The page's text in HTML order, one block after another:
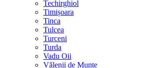
Techirghiol
Timișoara
Tinca
Tulcea
Turceni
Turda
Vadu Oii
Vălenii de Munte